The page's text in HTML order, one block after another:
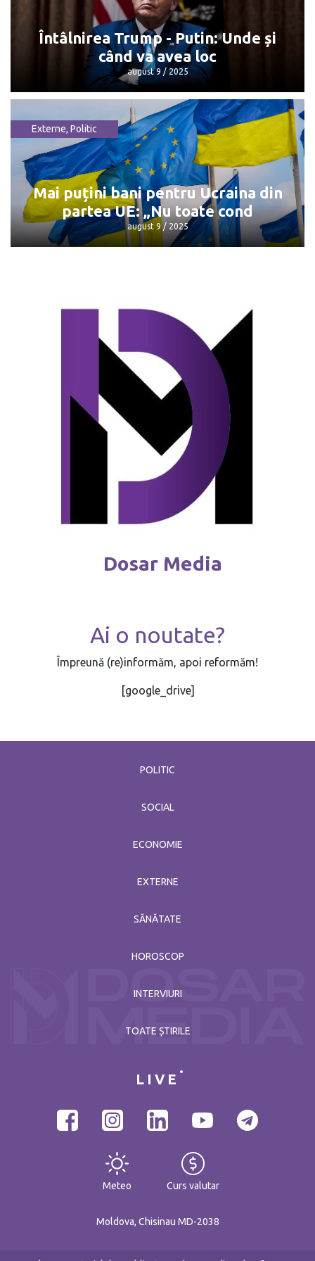
Dorin Recean pleacă din politică
octombrie 13 / 2025
Întâlnirea Trump - Putin: Unde și
când va avea loc
august 9 / 2025
Întâlnirea Trump - Putin: Unde și când
va avea loc
august 9 / 2025
Externe, Politic
Mai puțini bani pentru Ucraina din
partea UE: „Nu toate cond
august 9 / 2025
Mai puțini bani pentru Ucraina din
partea UE: „Nu toate cond
Dosar Media
Ai o noutate?
Împreună (re)informăm, apoi reformăm!
[google_drive]
POLITIC
SOCIAL
ECONOMIE
EXTERNE
SĂNĂTATE
HOROSCOP
INTERVIURI
TOATE ȘTIRILE
LIVE
Meteo Curs valutar
Moldova, Chisinau MD-2038